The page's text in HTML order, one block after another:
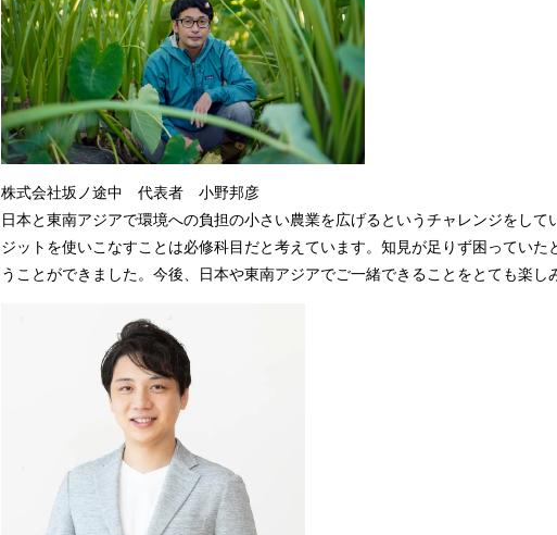
株式会社坂ノ途中 代表者 小野邦彦
日本と東南アジアで環境への負担の小さい農業を広げるというチャレンジをして
ジットを使いこなすことは必修科目だと考えています。知見が足りず困っていた
うことができました。今後、日本や東南アジアでご一緒できることをとても楽し